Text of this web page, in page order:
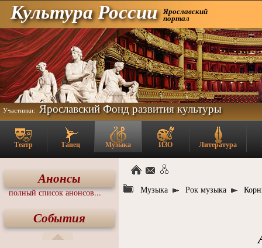
Культура России Ярославский
портал
Участники: Ярославский Фонд развития культуры
Театр Танец Музыка ИЗО Литература
Анонсы
полный список анонсов...
События
Музыка Рок музыка